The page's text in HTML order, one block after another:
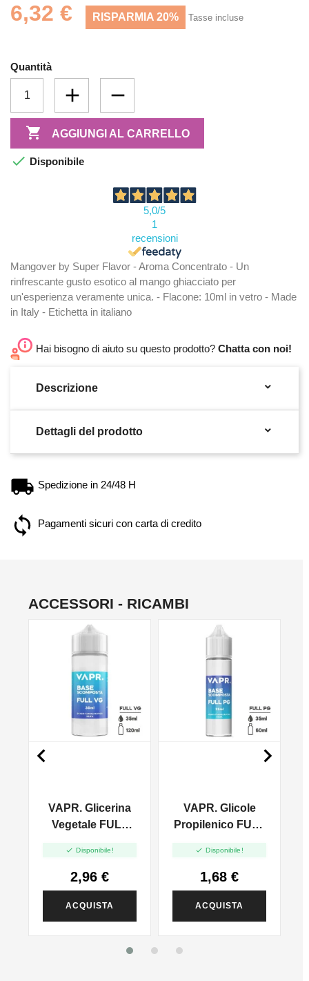
6,32 € RISPARMIA 20% Tasse incluse
Quantità
 AGGIUNGI AL CARRELLO
 Disponibile
5,0/5
1
recensioni
Mangover by Super Flavor - Aroma Concentrato - Un
rinfrescante gusto esotico al mango ghiacciato per
un'esperienza veramente unica. - Flacone: 10ml in vetro - Made
in Italy - Etichetta in italiano
Hai bisogno di aiuto su questo prodotto? Chatta con noi!
Descrizione 
Dettagli del prodotto 
Spedizione in 24/48 H
Pagamenti sicuri con carta di credito
ACCESSORI - RICAMBI
VAPR. Glicerina
Vegetale FULL
120ml
 Disponibile!
2,96 €
ACQUISTA
VAPR. Glicole
Propilenico FULL
 Disponibile!
1,68 €
ACQUISTA
 